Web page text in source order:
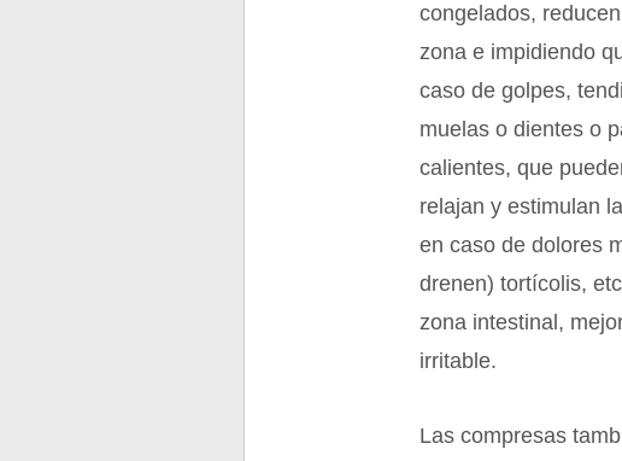
congelados,
zona e impidiendo
caso de golpes,
muelas o dientes o
calientes, que
relajan y estimulan
en caso de dolores
drenen) tortícolis,
zona intestinal,
irritable.
Las compresas